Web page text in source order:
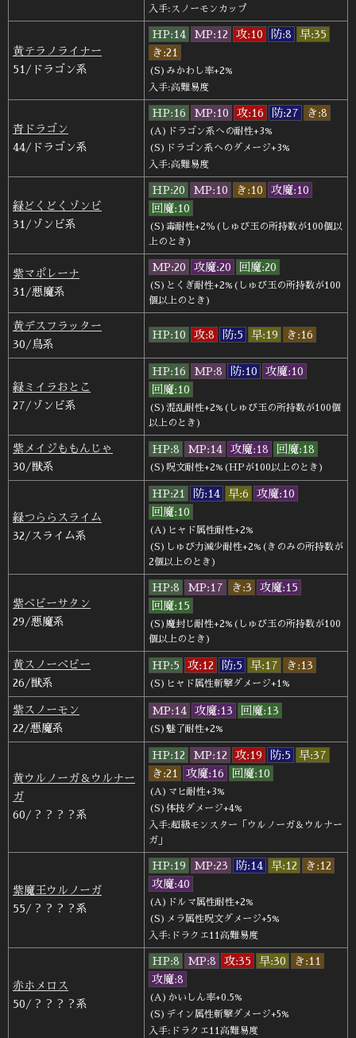
入手:スノーモンカップ
黄テラノライナー
51/ドラゴン系
HP:14 MP:12 攻:10 防:8
早:35
き:21
(S)みかわし率+2%
入手:高難易度
青ドラゴン
44/ドラゴン系
HP:16 MP:10 攻:16 防:27 き:8
(A)ドラゴン系への耐性+3%
(S)ドラゴン系へのダメージ+3%
入手:高難易度
緑どくどくゾンビ
31/ゾンビ系
HP:20 MP:10 き:10
攻魔:10
回魔:10
(S)毒耐性+2％(しゅび玉の所持数が100個以
上のとき)
紫マポレーナ
31/悪魔系
MP:20 攻魔:20 回魔:20
(S)とくぎ耐性+2%(しゅび玉の所持数が100
個以上のとき)
黄デスフラッター
30/鳥系
HP:10 攻:8 防:5 早:19 き:16
緑ミイラおとこ
27/ゾンビ系
HP:16 MP:8 防:10
攻魔:10
回魔:10
(S)混乱耐性+2%(しゅび玉の所持数が100個
以上のとき)
紫メイジももんじゃ
30/獣系
HP:8 MP:14 攻魔:18 回魔:18
(S)呪文耐性+2%(HPが100以上のとき)
緑つららスライム
32/スライム系
HP:21 防:14 早:6
攻魔:10
回魔:10
(A)ヒャド属性耐性+2%
(S)しゅび力減少耐性+2%(きのみの所持数が
2個以上のとき)
紫ベビーサタン
29/悪魔系
HP:8 MP:17 き:3
攻魔:15
回魔:15
(S)魔封じ耐性+2%(しゅび玉の所持数が100
個以上のとき)
黄スノーベビー
26/獣系
HP:5 攻:12 防:5 早:17 き:13
(S)ヒャド属性斬撃ダメージ+1%
紫スノーモン
22/悪魔系
MP:14 攻魔:13 回魔:13
(S)魅了耐性+2%
黄ウルノーガ＆ウルナー
ガ
60/？？？？系
HP:12 MP:12 攻:19 防:5
早:37
き:21
攻魔:16 回魔:10
(A)マヒ耐性+3%
(S)体技ダメージ+4%
入手:超級モンスター「ウルノーガ＆ウルナー
ガ」
紫魔王ウルノーガ
55/？？？？系
HP:19 MP:23 防:14 早:12
き:12
攻魔:40
(A)ドルマ属性耐性+2%
(S)メラ属性呪文ダメージ+5%
入手:ドラクエ11高難易度
赤ホメロス
50/？？？？系
HP:8 MP:8 攻:35 早:30
き:11
攻魔:8
(A)かいしん率+0.5%
(S)デイン属性斬撃ダメージ+5%
入手:ドラクエ11高難易度